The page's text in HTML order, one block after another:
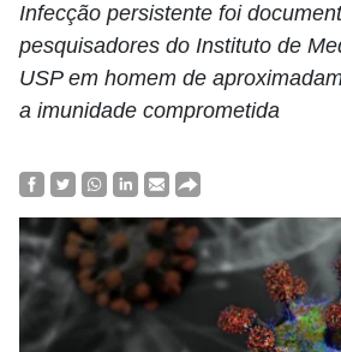
Infecção persistente foi
pesquisadores do Instituto de
USP em homem de
a imunidade comprometida